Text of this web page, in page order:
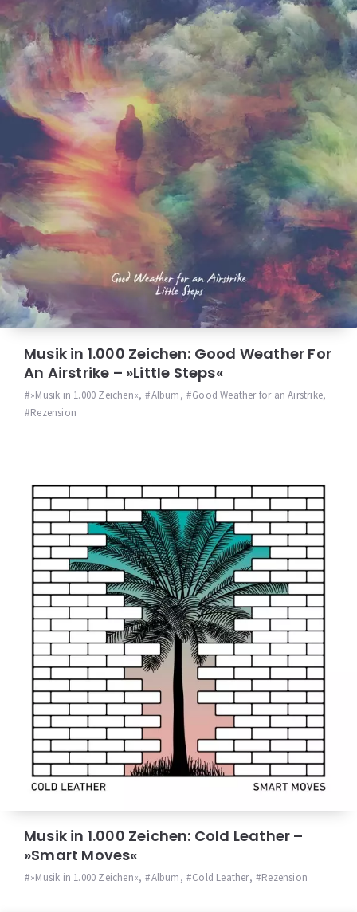
Musik in 1.000 Zeichen: Good Weather For
An Airstrike – »Little Steps«
»Musik in 1.000 Zeichen«, Album, Good Weather for an Airstrike,
Rezension
Musik in 1.000 Zeichen: Cold Leather –
»Smart Moves«
»Musik in 1.000 Zeichen«, Album, Cold Leather, Rezension